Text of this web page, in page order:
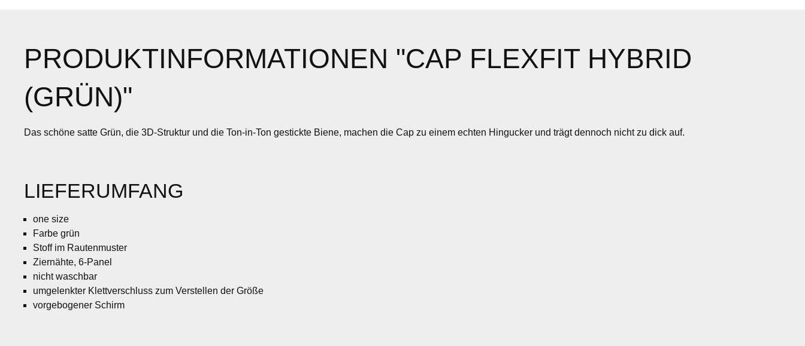
PRODUKTINFORMATIONEN "CAP FLEXFIT HYBRID
(GRÜN)"
Das schöne satte Grün, die 3D-Struktur und die Ton-in-Ton gestickte Biene, machen die Cap zu einem echten Hingucker und trägt dennoch nicht zu dick auf.
LIEFERUMFANG
one size
Farbe grün
Stoff im Rautenmuster
Ziernähte, 6-Panel
nicht waschbar
umgelenkter Klettverschluss zum Verstellen der Größe
vorgebogener Schirm